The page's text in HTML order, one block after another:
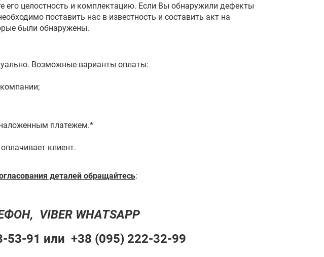
его целостность и комплектацию. Если Вы обнаружили дефекты
поставить нас в известность и составить акт на
были обнаружены.
Возможные варианты оплаты:
наложенным платежем.*
клиент.
деталей обращайтесь:
VIBER WHATSAPP
53-91 или +38 (095) 222-32-99